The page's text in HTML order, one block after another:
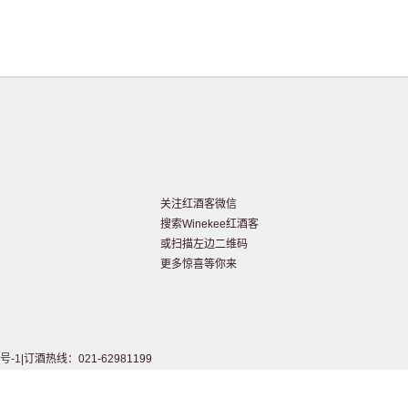
关注红酒客微信
搜索Winekee红酒客
或扫描左边二维码
更多惊喜等你来
-1 |订酒热线：021-62981199